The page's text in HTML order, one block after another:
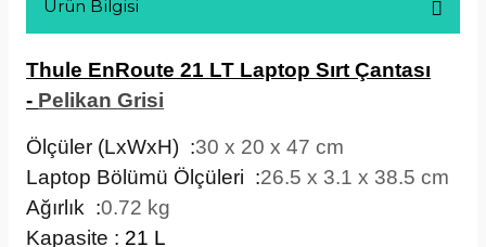
Ürün Bilgisi
Thule EnRoute 21 LT Laptop Sırt Çantası
- Pelikan Grisi
Ölçüler (LxWxH) :30 x 20 x 47 cm
Laptop Bölümü Ölçüleri :26.5 x 3.1 x 38.5 cm
Ağırlık :0.72 kg
Kapasite : 21 L